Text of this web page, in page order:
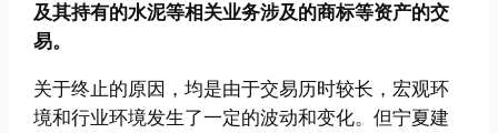
及其持有的水泥等相关业务涉及的商标等资产的交
易。
关于终止的原因，均是由于交易历时较长，宏观环
境和行业环境发生了一定的波动和变化。但宁夏建